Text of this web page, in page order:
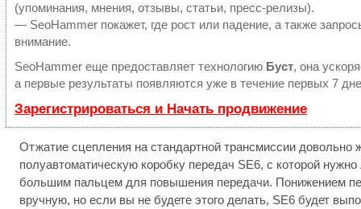
(упоминания, мнения, отзывы, статьи, пресс-релизы).
— SeoHammer покажет, где рост или падение, а также
внимание.
SeoHammer еще предоставляет технологию Буст, она
а первые результаты появляются уже в течение первых 7
Зарегистрироваться и Начать продвижение
Отжатие сцепления на стандартной трансмиссии
полуавтоматическую коробку передач SE6, с которой
большим пальцем для повышения передачи. Понижением
вручную, но если вы не будете этого делать, SE6 будет